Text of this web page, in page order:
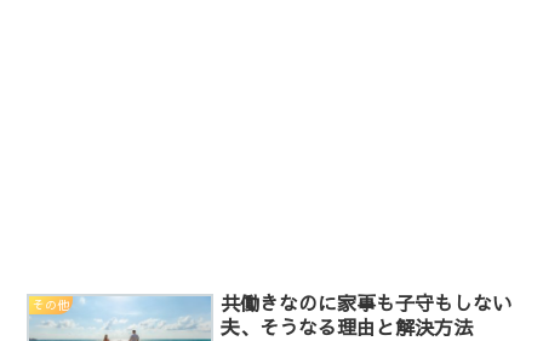
その他
共働きなのに家事も子守もしない
夫、そうなる理由と解決方法